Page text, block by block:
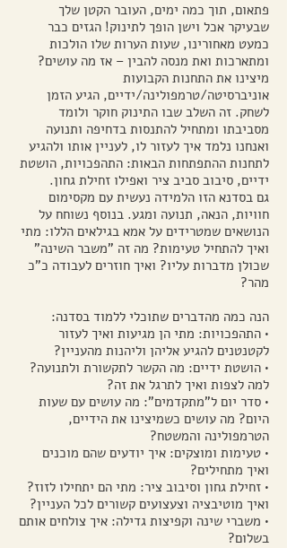
פתאום, תוך כמה ימים, העובר הקטן שלך
שבעיקר אכל וישן הופך לתינוק! הגזים כבר
כמעט מאחורינו, שעות הערות שלו הולכות
ומתארכות ואת מנסה להבין – אז מה עושים?
מיצינו את התחנות הקבועות
אוניברסיטה/טרמפולינה/ידיים, הגיע הזמן
לשחק. זה השלב שבו התינוק חוקר ולומד
מסביבתו ומתחיל להתנסות בדחיפה ותנועה
ואנחנו נלמד איך לעזור לו, לעניין אותו ולהגיע
לתחנות ההתפתחות הבאות: התהפכויות, הושטת
ידיים, סיבוב סביב ציר ואפילו זחילת גחון.
גם בסדנא הזו הלמידה נעשית עם מקסימום
חוויות, הנאה, תנועה ומגע. בנוסף נשוחח על
הנושאים שמטרידים על אמא בגילאים הללו: מתי
ואיך להתחיל טעימות? מה זה "משבר השינה"
שכולן מדברות עליו? ואיך חוזרים לעבודה כ"כ
מהר?
הנה כמה מהדברים שתוכלי ללמוד בסדנה:
• התהפכויות: מתי הן מגיעות ואיך לעזור
לקטנטנים להגיע אליהן וליהנות מהעניין?
• הושטת ידיים: מה הקשר לתקשורת ולתנועה?
למה לצפות ואיך לתרגל את זה?
• סדר יום ל"מתקדמים": מה עושים עם שעות
היום? מה עושים כשמיצינו את הידיים,
הטרמפולינה והמשטח?
• טעימות ומוצקים: איך יודעים שהם מוכנים
ואיך מתחילים?
• זחילת גחון וסיבוב ציר: מתי הם יתחילו לזוז?
ואיך מוטיבציה וצעצועים קשורים לכל העניין?
• משברי שינה וקפיצות גדילה: איך צולחים אותם
בשלום?